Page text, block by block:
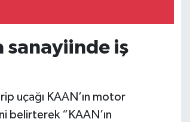
sanayiinde iş
uçağı KAAN’ın motor
belirterek “KAAN’ın